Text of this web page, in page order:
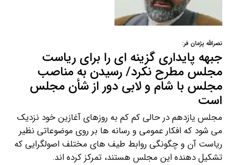
نصرالله پژمان فر:
جبهه پایداری گزینه ای را برای ریاست
مجلس مطرح نکرد/ رسیدن به مناصب
مجلس با شام و لابی دور از شأن مجلس
است
مجلس یازدهم در حالی کم کم به روزهای آغازین خود نزدیک
می شود که افکار عمومی و رسانه ها بر روی موضوعاتی نظیر
ریاست آن و چگونگی روابط طیف های مختلف اصولگرایی که
تشکیل دهنده این مجلس هستند، تمرکز کرده اند.